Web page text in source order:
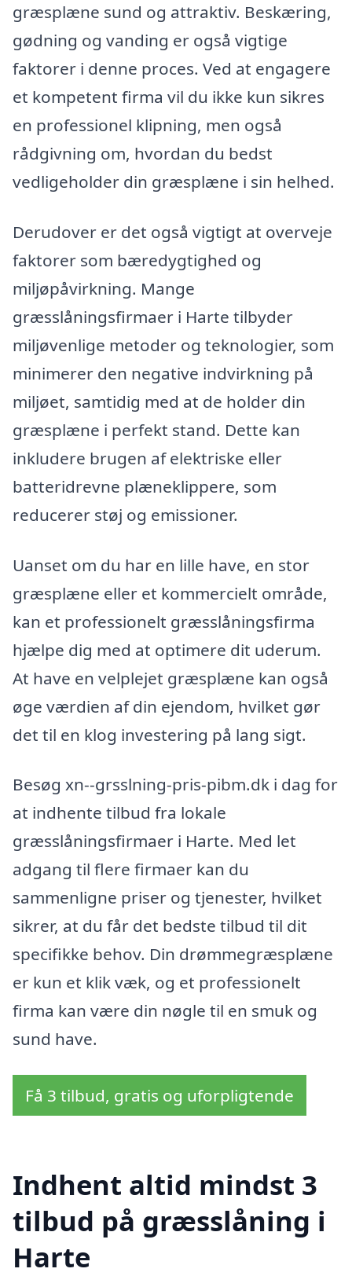
græsplæne sund og attraktiv. Beskæring,
gødning og vanding er også vigtige
faktorer i denne proces. Ved at engagere
et kompetent firma vil du ikke kun sikres
en professionel klipning, men også
rådgivning om, hvordan du bedst
vedligeholder din græsplæne i sin helhed.
Derudover er det også vigtigt at overveje
faktorer som bæredygtighed og
miljøpåvirkning. Mange
græsslåningsfirmaer i Harte tilbyder
miljøvenlige metoder og teknologier, som
minimerer den negative indvirkning på
miljøet, samtidig med at de holder din
græsplæne i perfekt stand. Dette kan
inkludere brugen af elektriske eller
batteridrevne plæneklippere, som
reducerer støj og emissioner.
Uanset om du har en lille have, en stor
græsplæne eller et kommercielt område,
kan et professionelt græsslåningsfirma
hjælpe dig med at optimere dit uderum.
At have en velplejet græsplæne kan også
øge værdien af din ejendom, hvilket gør
det til en klog investering på lang sigt.
Besøg xn--grsslning-pris-pibm.dk i dag for
at indhente tilbud fra lokale
græsslåningsfirmaer i Harte. Med let
adgang til flere firmaer kan du
sammenligne priser og tjenester, hvilket
sikrer, at du får det bedste tilbud til dit
specifikke behov. Din drømmegræsplæne
er kun et klik væk, og et professionelt
firma kan være din nøgle til en smuk og
sund have.
Få 3 tilbud, gratis og uforpligtende
Indhent altid mindst 3
tilbud på græsslåning i
Harte